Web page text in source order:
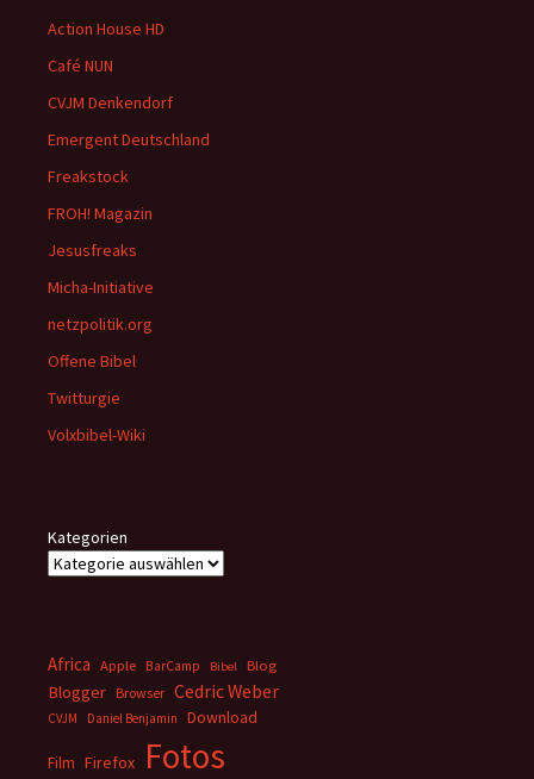
Action House HD
Café NUN
CVJM Denkendorf
Emergent Deutschland
Freakstock
FROH! Magazin
Jesusfreaks
Micha-Initiative
netzpolitik.org
Offene Bibel
Twitturgie
Volxbibel-Wiki
Kategorien
Africa Apple BarCamp Bibel Blog
Blogger Browser Cedric Weber
CVJM Daniel Benjamin Download
Film Firefox Fotos